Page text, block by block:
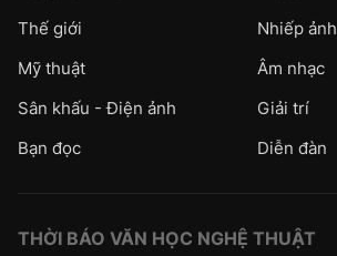
Thế giới
Nhiếp ảnh
Mỹ thuật
Âm nhạc
Sân khấu - Điện ảnh
Giải trí
Bạn đọc
Diễn đàn
THỜI BÁO VĂN HỌC NGHỆ THUẬT